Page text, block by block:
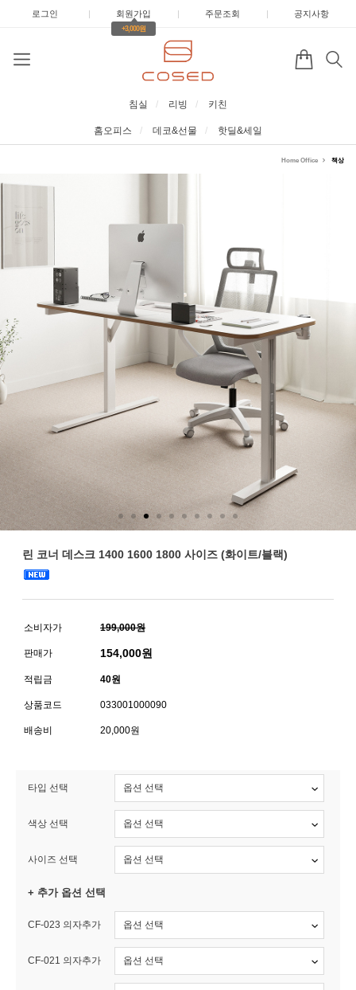
로그인 | 회원가입 |
+3,000원
주문조회 | 공지사항
침실 리빙 키친
홈오피스 데코&선물 핫딜&세일
Home Office 책상
린 코너 데스크 1400 1600 1800 사이즈 (화이트/블랙)
소비자가 199,000원
판매가 154,000원
적립금 40원
상품코드 033001000090
배송비 20,000원
타입 선택
색상 선택
사이즈 선택
+ 추가 옵션 선택
CF-023 의자추가
CF-021 의자추가